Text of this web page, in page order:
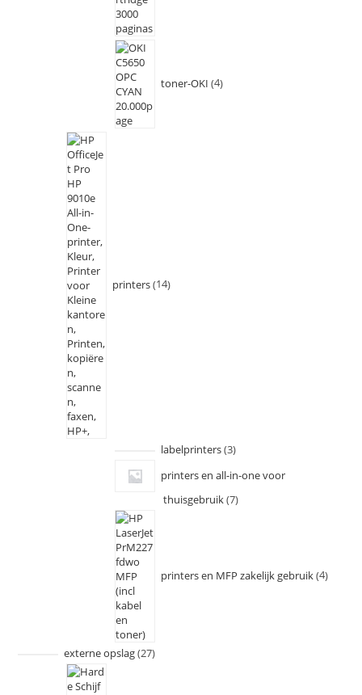
toner-OKI 4
printers 14
labelprinters 3
printers en all-in-one voor
thuisgebruik 7
printers en MFP zakelijk gebruik 4
externe opslag 27